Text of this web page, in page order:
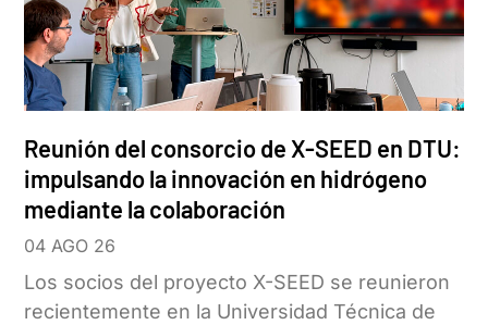
Reunión del consorcio de X-SEED en DTU:
impulsando la innovación en hidrógeno
mediante la colaboración
04 AGO 26
Los socios del proyecto X-SEED se reunieron
recientemente en la Universidad Técnica de